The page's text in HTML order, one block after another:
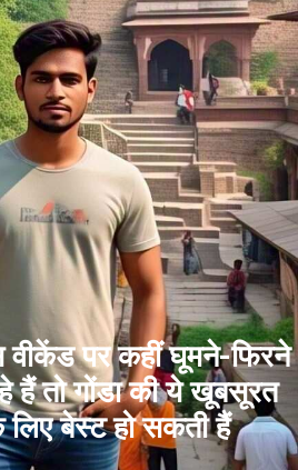
पर कहीं घूमने-फिरने
हैं तो गोंडा की ये खूबसूरत
बेस्ट हो सकती हैं